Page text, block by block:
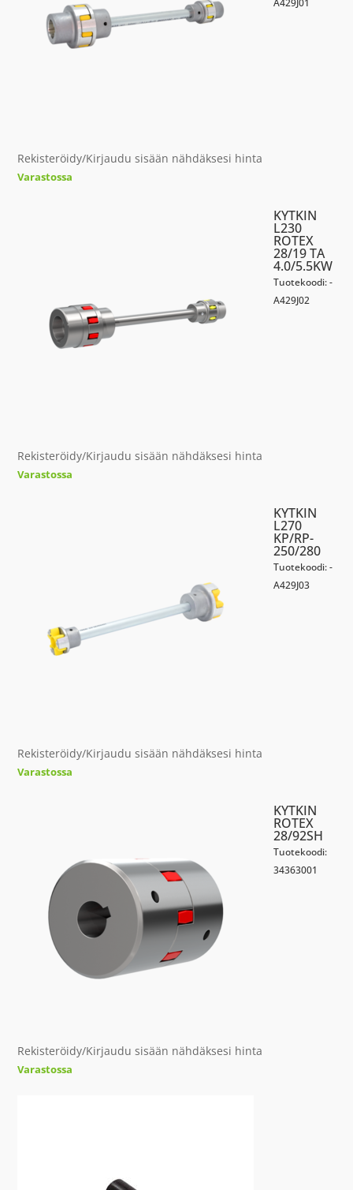
A429J01
Rekisteröidy/Kirjaudu sisään nähdäksesi hinta
Varastossa
KYTKIN
L230
ROTEX
28/19 TA
4.0/5.5KW
Tuotekoodi: -
A429J02
Rekisteröidy/Kirjaudu sisään nähdäksesi hinta
Varastossa
KYTKIN
L270
KP/RP-
250/280
Tuotekoodi: -
A429J03
Rekisteröidy/Kirjaudu sisään nähdäksesi hinta
Varastossa
KYTKIN
ROTEX
28/92SH
Tuotekoodi:
34363001
Rekisteröidy/Kirjaudu sisään nähdäksesi hinta
Varastossa